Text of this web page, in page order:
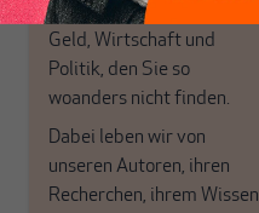
haben einen Blick auf
Geld, Wirtschaft und
Politik, den Sie so
woanders nicht finden.
Dabei leben wir von
unseren Autoren, ihren
Recherchen, ihrem Wissen